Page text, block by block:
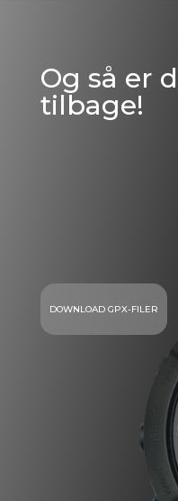
Og så er
tilbage!
DOWNLOAD GPX-FILER